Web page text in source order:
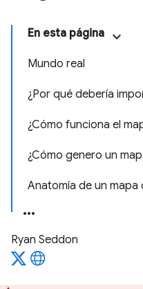
En esta página
Mundo real
¿Por qué debería
¿Cómo funciona el
¿Cómo genero un
Anatomía de un mapa
Ryan Seddon